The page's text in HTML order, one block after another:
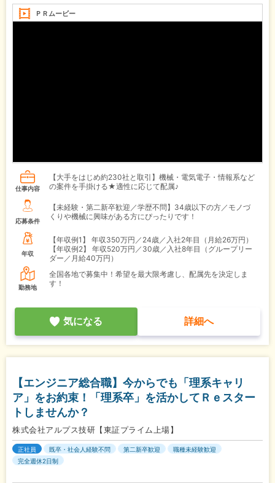
ＰＲムービー
仕事内容
【大手をはじめ約230社と取引】機械・電気電子・情報系など
の案件を手掛ける★適性に応じて配属♪
応募条件
【未経験・第二新卒歓迎／学歴不問】34歳以下の方／モノづ
くりや機械に興味がある方にぴったりです！
年収
【年収例1】
年収350万円／24歳／入社2年目（月給26万円）
【年収例2】
年収520万円／30歳／入社8年目（グループリー
ダー／月給40万円）
勤務地
全国各地で募集中！希望を最大限考慮し、配属先を決定しま
す！
気になる 詳細へ
【エンジニア総合職】今からでも「理系キャリ
ア」をお約束！「理系卒」を活かしてＲｅスター
トしませんか？
株式会社アルプス技研【東証プライム上場】
正社員 既卒・社会人経験不問 第二新卒歓迎
職種未経験歓迎
完全週休2日制